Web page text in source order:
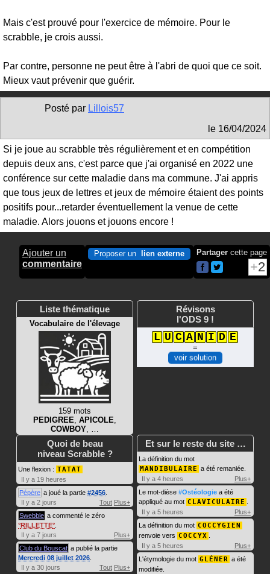
Mais c'est prouvé pour l'exercice de mémoire. Pour le
scrabble, je crois aussi.
Par contre, personne ne peut être à l'abri de quoi que ce soit.
Mieux vaut prévenir que guérir.
Posté par Lillois57
le 16/04/2024
Si je joue au scrabble très régulièrement et en compétition
depuis deux ans, c'est parce que j'ai organisé en 2022 une
conférence sur cette maladie dans ma commune. J'ai appris
que tous jeux de lettres et jeux de mémoire étaient des points
positifs pour...retarder éventuellement la venue de cette
maladie. Alors jouons et jouons encore !
Ajouter un
commentaire
Proposer un lien externe Partager cette page
2
Liste thématique
Vocabulaire de l'élevage
159 mots
PEDIGREE, APICOLE,
COWBOY, …
Révisons
l'ODS 9 !
L U C A N I D E
=
voir solution
Quoi de beau
niveau Scrabble ?
Une flexion : TATAT
Il y a 19 heures
Pépère a joué la partie #2456
Il y a 2 jours
Tout Plus+
Swebble a commenté le zéro
RILLETTE
Il y a 7 jours
Plus+
Club du Bouscat a publié la partie
Mercredi 08 juillet 2026
Il y a 30 jours
Tout Plus+
Et sur le reste du site …
La définition du mot
MANDIBULAIRE a été remaniée.
Il y a 4 heures
Plus+
Le mot-dièse #Ostéologie a été
appliqué au mot CLAVICULAIRE
Il y a 5 heures
Plus+
La définition du mot COCCYGIEN
renvoie vers COCCYX
Il y a 5 heures
Plus+
L'étymologie du mot GLÉNER a été
modifiée.